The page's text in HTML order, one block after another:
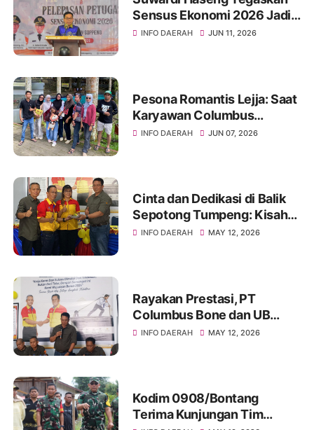
Sensus Ekonomi 2026 Jadi
Basis Pembangunan
INFO DAERAH JUN 11, 2026
Pesona Romantis Lejja: Saat
Karyawan Columbus
Soppeng Menenun
INFO DAERAH JUN 07, 2026
Cinta dan Dedikasi di Balik
Sepotong Tumpeng: Kisah
Manis Columbus Soppeng &
INFO DAERAH MAY 12, 2026
Rayakan Prestasi, PT
Columbus Bone dan UB
Parepare Bagikan Bonus
INFO DAERAH MAY 12, 2026
Kodim 0908/Bontang
Terima Kunjungan Tim